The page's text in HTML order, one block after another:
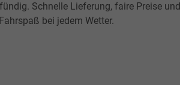
Schnelle Lieferung, faire Preise und
bei jedem Wetter.